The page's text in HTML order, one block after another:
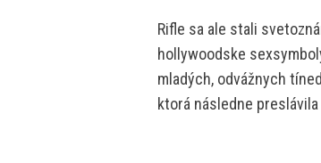
Rifle sa ale stali
hollywoodske
mladých, odvážnych
ktorá následne